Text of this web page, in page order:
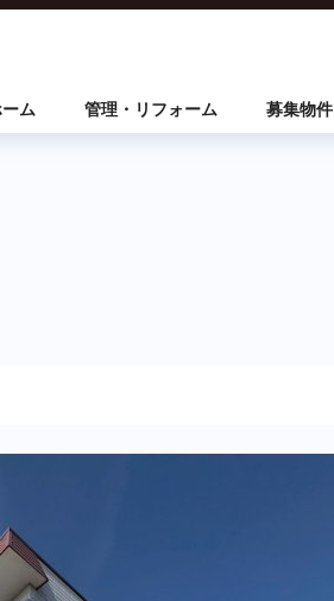
ム 管理・リフォーム 募集物件